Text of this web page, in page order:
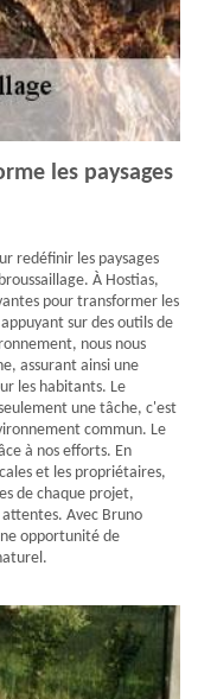
les paysages
redéfinir les paysages
À Hostias,
pour transformer les
sur des outils de
nous nous
assurant ainsi une
les habitants. Le
une tâche, c'est
commun. Le
à nos efforts. En
et les propriétaires,
de chaque projet,
Avec Bruno
opportunité de